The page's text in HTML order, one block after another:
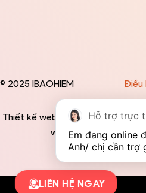
© 2025 IBAOHIEM
Thiết kế website độc quyền bởi
website đều mang
Điều
LIÊN HỆ NGAY
Hỗ trợ trực
Em đang online
Anh/ chị cần trợ